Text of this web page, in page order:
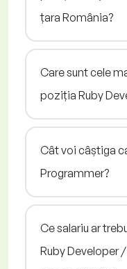
țara România?
Care sunt cele
poziția Ruby
Cât voi câștiga
Programmer?
Ce salariu ar
Ruby Developer